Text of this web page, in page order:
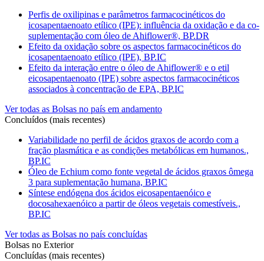
Perfis de oxilipinas e parâmetros farmacocinéticos do
icosapentaenoato etílico (IPE): influência da oxidação e da co-
suplementação com óleo de Ahiflower®, BP.DR
Efeito da oxidação sobre os aspectos farmacocinéticos do
icosapentaenoato etílico (IPE), BP.IC
Efeito da interação entre o óleo de Ahiflower® e o etil
eicosapentaenoato (IPE) sobre aspectos farmacocinéticos
associados à concentração de EPA, BP.IC
Ver todas as Bolsas no país em andamento
Concluídos (mais recentes)
Variabilidade no perfil de ácidos graxos de acordo com a
fração plasmática e as condições metabólicas em humanos.,
BP.IC
Óleo de Echium como fonte vegetal de ácidos graxos ômega
3 para suplementação humana, BP.IC
Síntese endógena dos ácidos eicosapentaenóico e
docosahexaenóico a partir de óleos vegetais comestíveis.,
BP.IC
Ver todas as Bolsas no país concluídas
Bolsas no Exterior
Concluídas (mais recentes)